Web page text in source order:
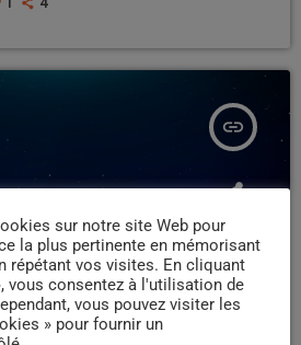
1 4
insert_link
sur notre site Web pour
la plus pertinente en mémorisant
répétant vos visites. En cliquant
vous consentez à l'utilisation de
vous pouvez visiter les
» pour fournir un